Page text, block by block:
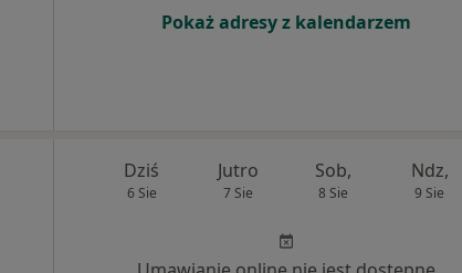
Pokaż adresy z kalendarzem
Dziś
6 Sie
Jutro
7 Sie
Sob,
8 Sie
Ndz,
9 Sie